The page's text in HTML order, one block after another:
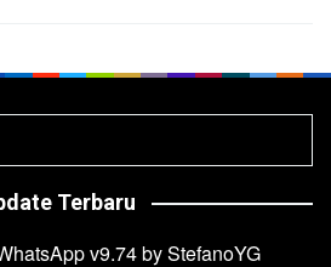
Terbaru
v9.74 by StefanoYG